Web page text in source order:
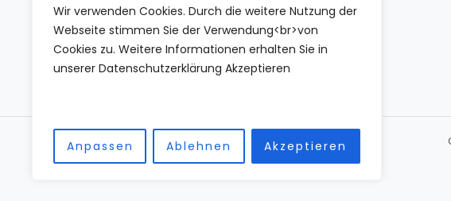
Wir verwenden Cookies. Durch die weitere Nutzung der
Webseite stimmen Sie der Verwendung<br>von
Cookies zu. Weitere Informationen erhalten Sie in
unserer Datenschutzerklärung Akzeptieren
Anpassen Ablehnen Akzeptieren
Impressum Datenschutzerklärung